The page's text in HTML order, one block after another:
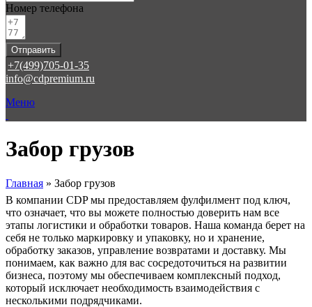
Номер телефона
Отправить
+7(499)705-01-35
info@cdpremium.ru
Меню
Забор грузов
Главная » Забор грузов
В компании CDP мы предоставляем фулфилмент под ключ,
что означает, что вы можете полностью доверить нам все
этапы логистики и обработки товаров. Наша команда берет на
себя не только маркировку и упаковку, но и хранение,
обработку заказов, управление возвратами и доставку. Мы
понимаем, как важно для вас сосредоточиться на развитии
бизнеса, поэтому мы обеспечиваем комплексный подход,
который исключает необходимость взаимодействия с
несколькими подрядчиками.